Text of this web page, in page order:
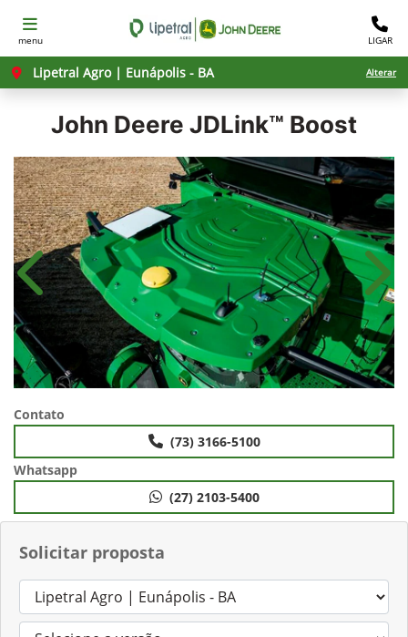
menu LIGAR
Lipetral Agro | Eunápolis - BA Alterar
John Deere JDLink™ Boost
Solicitar proposta
Anterior
Contato
(73) 3166-5100
Whatsapp
(27) 2103-5400